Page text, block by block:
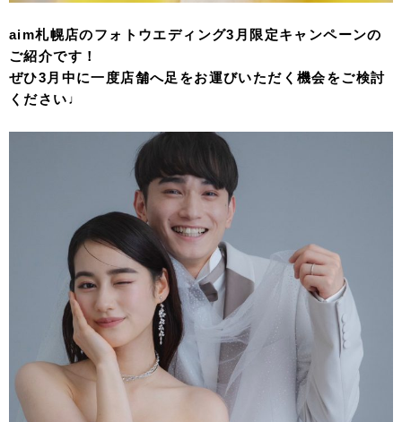
aim札幌店のフォトウエディング3月限定キャンペーンの
ご紹介です！
ぜひ3月中に一度店舗へ足をお運びいただく機会をご検討
ください♩